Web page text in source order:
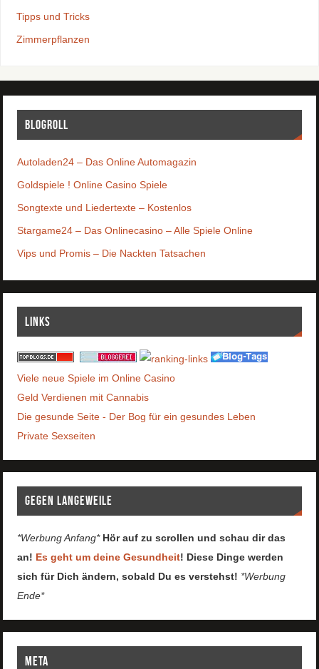
Tipps und Tricks
Zimmerpflanzen
Blogroll
Autoladen24 – Das Online Automagazin
Goldspiele ! Online Casino Spiele
Songtexte und Liedertexte – Kostenlos
Stargame24 – Das Onlinecasino – Alle Spiele Online
Vips und Promis – Die Nackten Tatsachen
Links
Viele neue Spiele im Online Casino
Geld Verdienen mit Cannabis
Die gesunde Seite - Der Bog für ein gesundes Leben
Private Sexseiten
Gegen Langeweile
*Werbung Anfang* Hör auf zu scrollen und schau dir das
an! Es geht um deine Gesundheit! Diese Dinge werden
sich für Dich ändern, sobald Du es verstehst! *Werbung
Ende*
Meta